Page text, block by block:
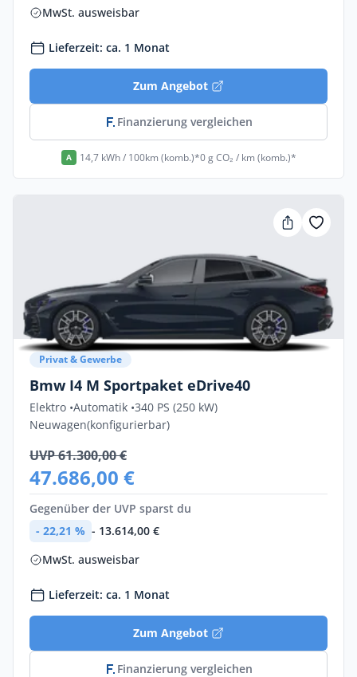
MwSt. ausweisbar
Lieferzeit: ca. 1 Monat
Zum Angebot
Finanzierung vergleichen
A 14,7 kWh / 100km (komb.)*0 g CO₂ / km (komb.)*
Privat & Gewerbe
Bmw I4 M Sportpaket eDrive40
Elektro •Automatik •340 PS (250 kW)
Neuwagen(konfigurierbar)
UVP 61.300,00 €
47.686,00 €
Gegenüber der UVP sparst du
- 22,21 % - 13.614,00 €
MwSt. ausweisbar
Lieferzeit: ca. 1 Monat
Zum Angebot
Finanzierung vergleichen